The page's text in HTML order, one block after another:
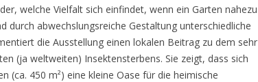
welche Vielfalt sich einfindet, wenn ein Garten nahezu
durch abwechslungsreiche Gestaltung unterschiedliche
die Ausstellung einen lokalen Beitrag zu dem sehr
(ja weltweiten) Insektensterbens. Sie zeigt, dass sich
(ca. 450 m²) eine kleine Oase für die heimische